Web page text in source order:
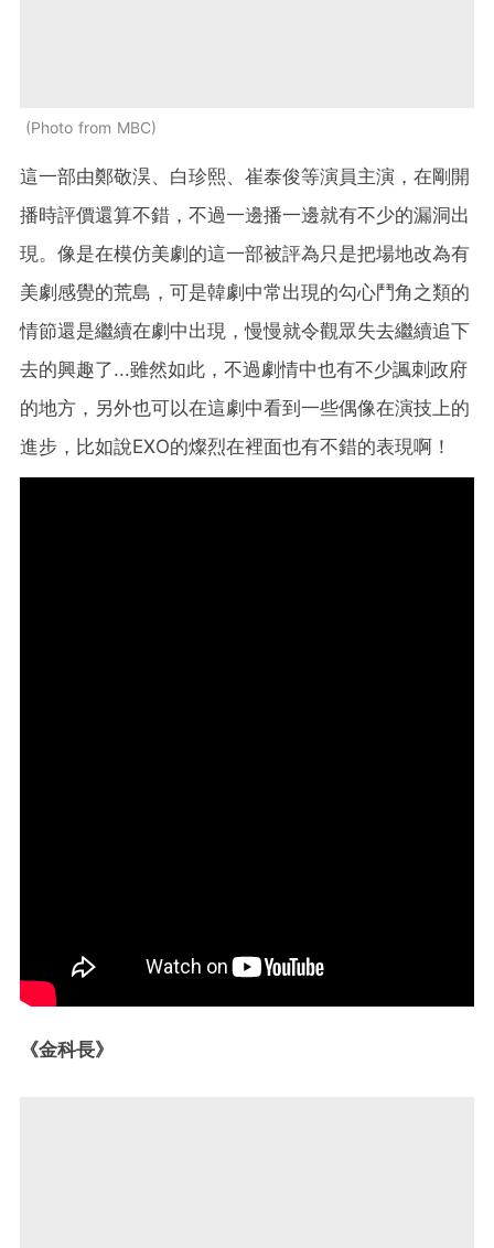
Photo from MBC
這一部由鄭敬淏、白珍熙、崔泰俊等演員主演，在剛開
播時評價還算不錯，不過一邊播一邊就有不少的漏洞出
現。像是在模仿美劇的這一部被評為只是把場地改為有
美劇感覺的荒島，可是韓劇中常出現的勾心鬥角之類的
情節還是繼續在劇中出現，慢慢就令觀眾失去繼續追下
去的興趣了...雖然如此，不過劇情中也有不少諷刺政府
的地方，另外也可以在這劇中看到一些偶像在演技上的
進步，比如說EXO的燦烈在裡面也有不錯的表現啊！
《金科長》